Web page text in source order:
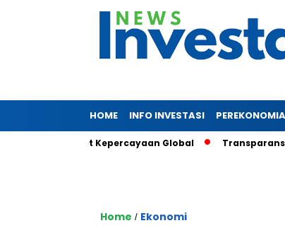
HOME INFO INVESTASI
Kuat Kepercayaan Global Transparansi dan
Home / Ekonomi